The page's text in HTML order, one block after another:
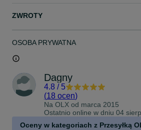
ZWROTY
OSOBA PRYWATNA
Dagny
4.8 / 5
(18 ocen)
Na OLX od marca 2015
Ostatnio online w dniu 04
Oceny w kategoriach z Przesyłką